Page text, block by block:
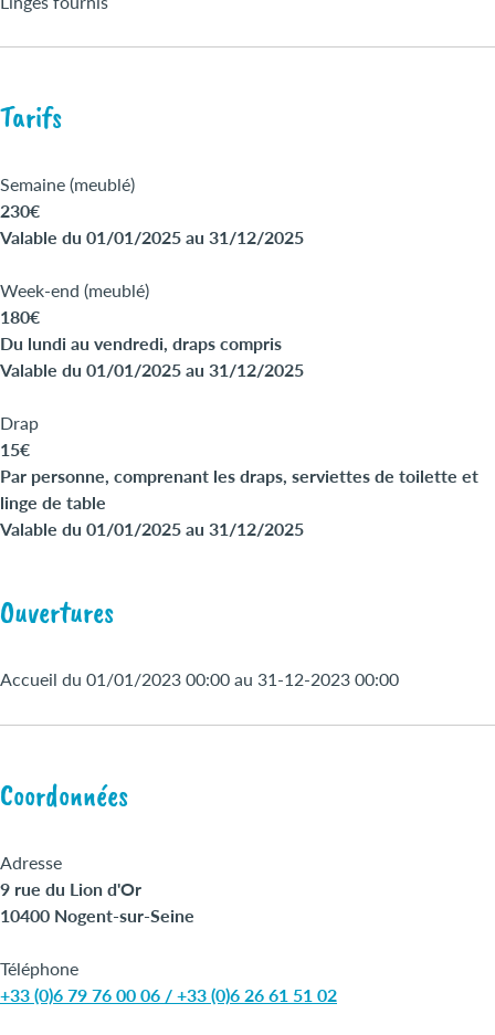
Tarifs
Semaine (meublé)
230€
Valable du 01/01/2025 au 31/12/2025
Week-end (meublé)
180€
Du lundi au vendredi, draps compris
Valable du 01/01/2025 au 31/12/2025
Drap
15€
Par personne, comprenant les draps, serviettes de toilette et
linge de table
Valable du 01/01/2025 au 31/12/2025
Ouvertures
Accueil du 01/01/2023 00:00 au 31-12-2023 00:00
Coordonnées
Adresse
9 rue du Lion d'Or
10400 Nogent-sur-Seine
Téléphone
+33 (0)6 79 76 00 06 / +33 (0)6 26 61 51 02